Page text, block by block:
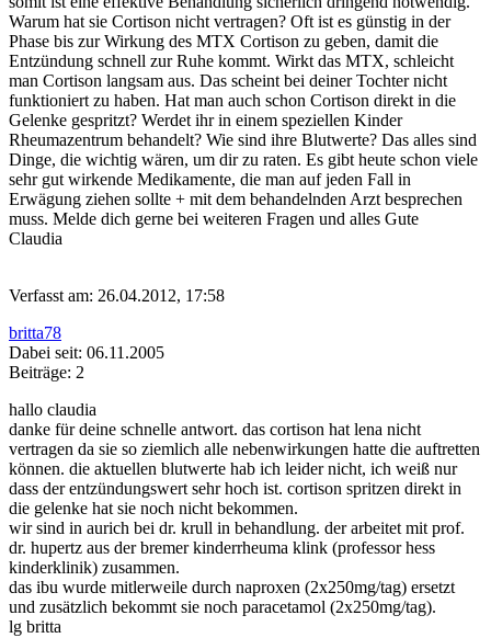
Warum hat sie Cortison nicht vertragen? Oft ist es günstig in der
Phase bis zur Wirkung des MTX Cortison zu geben, damit die
Entzündung schnell zur Ruhe kommt. Wirkt das MTX, schleicht
man Cortison langsam aus. Das scheint bei deiner Tochter nicht
funktioniert zu haben. Hat man auch schon Cortison direkt in die
Gelenke gespritzt? Werdet ihr in einem speziellen Kinder
Rheumazentrum behandelt? Wie sind ihre Blutwerte? Das alles sind
Dinge, die wichtig wären, um dir zu raten. Es gibt heute schon viele
sehr gut wirkende Medikamente, die man auf jeden Fall in
Erwägung ziehen sollte + mit dem behandelnden Arzt besprechen
muss. Melde dich gerne bei weiteren Fragen und alles Gute
Claudia
Verfasst am: 26.04.2012, 17:58
britta78
Dabei seit: 06.11.2005
Beiträge: 2
hallo claudia
danke für deine schnelle antwort. das cortison hat lena nicht
vertragen da sie so ziemlich alle nebenwirkungen hatte die auftretten
können. die aktuellen blutwerte hab ich leider nicht, ich weiß nur
dass der entzündungswert sehr hoch ist. cortison spritzen direkt in
die gelenke hat sie noch nicht bekommen.
wir sind in aurich bei dr. krull in behandlung. der arbeitet mit prof.
dr. hupertz aus der bremer kinderrheuma klink (professor hess
kinderklinik) zusammen.
das ibu wurde mitlerweile durch naproxen (2x250mg/tag) ersetzt
und zusätzlich bekommt sie noch paracetamol (2x250mg/tag).
lg britta